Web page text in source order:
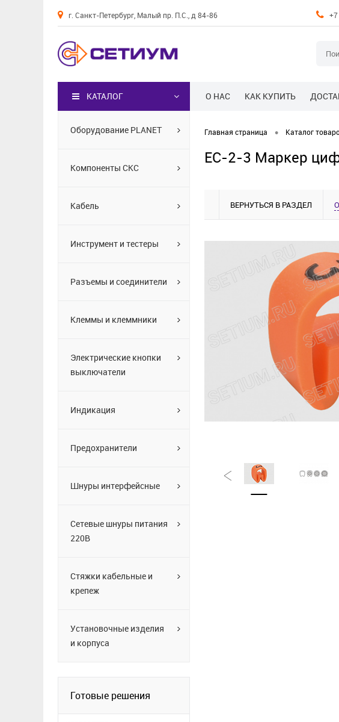
г. Санкт-Петербург, Малый пр. П.С., д 84-86
О НАС КАК КУПИТЬ
КАТАЛОГ
Оборудование PLANET
Компоненты СКС
Кабель
Инструмент и тестеры
Разъемы и соединители
Клеммы и клеммники
Электрические кнопки
выключатели
Индикация
Предохранители
Шнуры интерфейсные
Сетевые шнуры питания
220В
Стяжки кабельные и
крепеж
Установочные изделия
и корпуса
Готовые решения
Главная страница • Каталог
EC-2-3 Маркер
ВЕРНУТЬСЯ В РАЗДЕЛ